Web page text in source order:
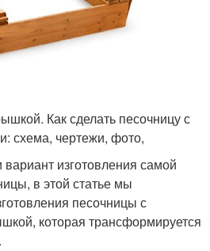
Как сделать песочницу с
схема, чертежи, фото,
изготовления самой
в этой статье мы
песочницы с
которая трансформируется